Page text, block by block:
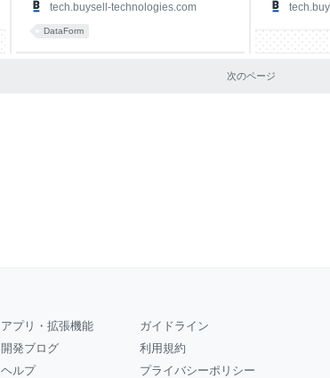
tech.buysell-technologies.com
DataForm
次のページ
アプリ・拡張機能
開発ブログ
ヘルプ
ガイドライン
利用規約
プライバシーポリシー